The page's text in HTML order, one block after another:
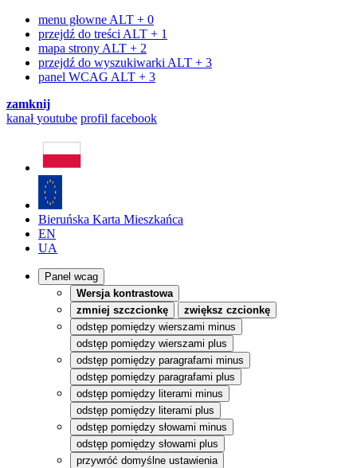
menu głowne ALT + 0
przejdź do treści ALT + 1
mapa strony ALT + 2
przejdź do wyszukiwarki ALT + 3
panel WCAG ALT + 3
zamknij
kanałyoutube profil facebook
Bieruńska Karta Mieszkańca
EN
UA
Panel wcag
Wersja kontrastowa
zmniej szczcionkę
zwiększ czcionkę
odstęp pomiędzy wierszami minus
odstęp pomiędzy wierszami plus
odstęp pomiędzy paragrafami minus
odstęp pomiędzy paragrafami plus
odstęp pomiędzy literami minus
odstęp pomiędzy literami plus
odstęp pomiędzy słowami minus
odstęp pomiędzy słowami plus
przywróć domyślne ustawienia